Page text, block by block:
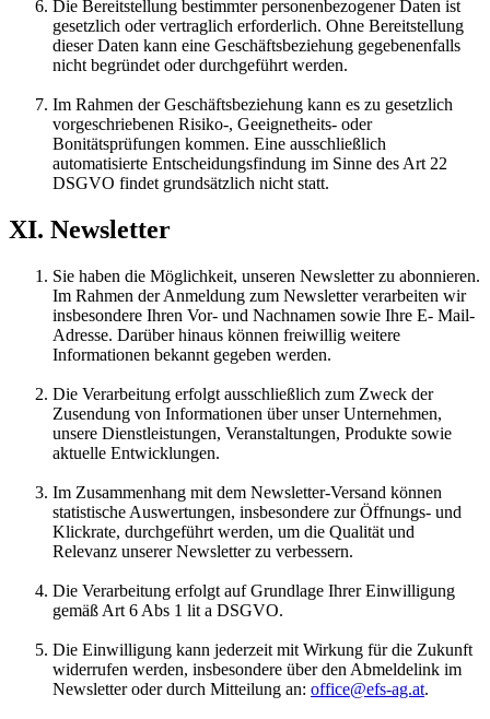
Die Bereitstellung bestimmter personenbezogener Daten ist
gesetzlich oder vertraglich erforderlich. Ohne Bereitstellung
dieser Daten kann eine Geschäftsbeziehung gegebenenfalls
nicht begründet oder durchgeführt werden.
Im Rahmen der Geschäftsbeziehung kann es zu gesetzlich
vorgeschriebenen Risiko-, Geeignetheits- oder
Bonitätsprüfungen kommen. Eine ausschließlich
automatisierte Entscheidungsfindung im Sinne des Art 22
DSGVO findet grundsätzlich nicht statt.
XI. Newsletter
Sie haben die Möglichkeit, unseren Newsletter zu abonnieren.
Im Rahmen der Anmeldung zum Newsletter verarbeiten wir
insbesondere Ihren Vor- und Nachnamen sowie Ihre E- Mail-
Adresse. Darüber hinaus können freiwillig weitere
Informationen bekannt gegeben werden.
Die Verarbeitung erfolgt ausschließlich zum Zweck der
Zusendung von Informationen über unser Unternehmen,
unsere Dienstleistungen, Veranstaltungen, Produkte sowie
aktuelle Entwicklungen.
Im Zusammenhang mit dem Newsletter-Versand können
statistische Auswertungen, insbesondere zur Öffnungs- und
Klickrate, durchgeführt werden, um die Qualität und
Relevanz unserer Newsletter zu verbessern.
Die Verarbeitung erfolgt auf Grundlage Ihrer Einwilligung
gemäß Art 6 Abs 1 lit a DSGVO.
Die Einwilligung kann jederzeit mit Wirkung für die Zukunft
widerrufen werden, insbesondere über den Abmeldelink im
Newsletter oder durch Mitteilung an: office@efs-ag.at.